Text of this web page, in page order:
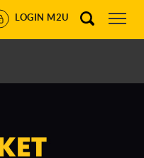
LOGIN M2U